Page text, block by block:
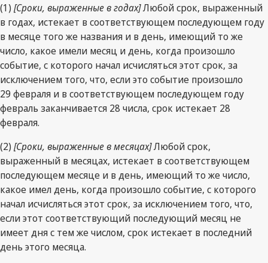
(1) [Сроки, выраженные в годах]Любой срок, выраженный
в годах, истекает в соответствующем последующем году
в месяце того же названия и в день, имеющий то же
число, какое имели месяц и день, когда произошло
событие, с которого начал исчисляться этот срок, за
исключением того, что, если это событие произошло
29 февраля и в соответствующем последующем году
февраль заканчивается 28 числа, срок истекает 28
февраля.
(2) [Сроки, выраженные в месяцах]Любой срок,
выраженный в месяцах, истекает в соответствующем
последующем месяце и в день, имеющий то же число,
какое имел день, когда произошло событие, с которого
начал исчисляться этот срок, за исключением того, что,
если этот соответствующий последующий месяц не
имеет дня с тем же числом, срок истекает в последний
день этого месяца.